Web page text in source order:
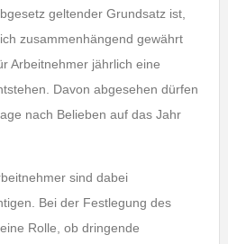
geltender Grundsatz ist,
zusammenhängend gewährt
Arbeitnehmer jährlich eine
Davon abgesehen dürfen
nach Belieben auf das Jahr
sind dabei
Bei der Festlegung des
Rolle, ob dringende